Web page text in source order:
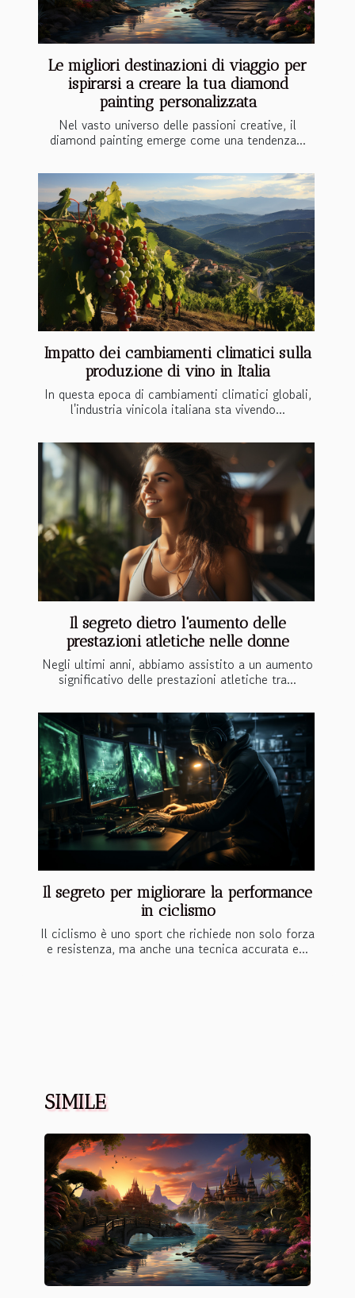
Le migliori destinazioni di viaggio per
ispirarsi a creare la tua diamond
painting personalizzata
Nel vasto universo delle passioni creative, il
diamond painting emerge come una tendenza...
Impatto dei cambiamenti climatici sulla
produzione di vino in Italia
In questa epoca di cambiamenti climatici globali,
l'industria vinicola italiana sta vivendo...
Il segreto dietro l'aumento delle
prestazioni atletiche nelle donne
Negli ultimi anni, abbiamo assistito a un aumento
significativo delle prestazioni atletiche tra...
Il segreto per migliorare la performance
in ciclismo
Il ciclismo è uno sport che richiede non solo forza
e resistenza, ma anche una tecnica accurata e...
SIMILE